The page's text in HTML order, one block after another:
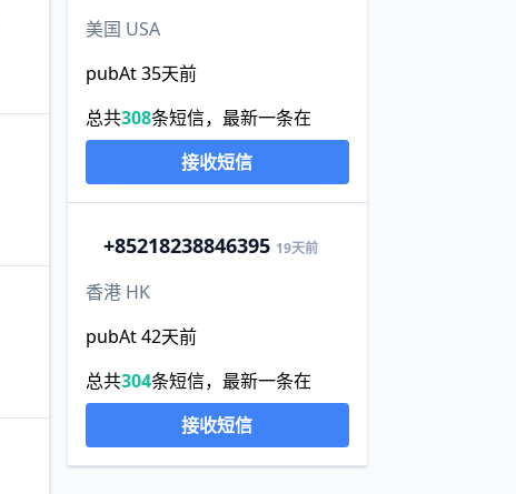
美国 USA
pubAt 35天前
总共308条短信，最新一条在
接收短信
+85218238846395 19天前
香港 HK
pubAt 42天前
总共304条短信，最新一条在
接收短信